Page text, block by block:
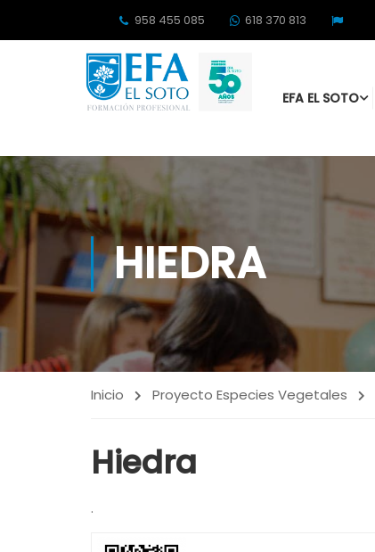
958 455 085 618 370 813
EFA EL SOTO
HIEDRA
Inicio Proyecto Especies Vegetales
Hiedra
.